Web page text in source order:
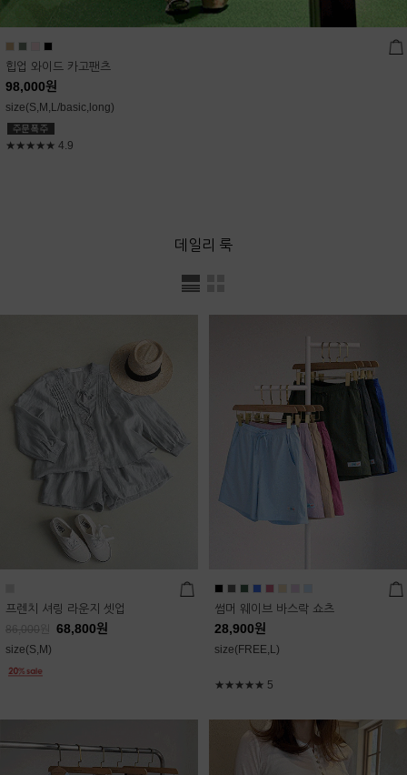
힙업 와이드 카고팬츠
98,000원
size(S,M,L/basic,long)
★★★★★ 4.9
데일리 룩
프렌치 셔링 라운지 셋업
86,000 68,800원
size(S,M)
썸머 웨이브 바스락 쇼츠
28,900원
size(FREE,L)
★★★★★ 5